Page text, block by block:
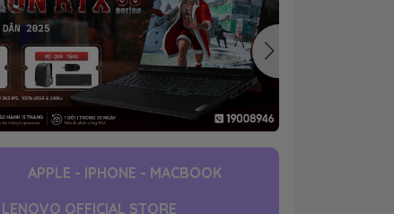
APPLE - IPHONE - MACBOOK
LENOVO OFFICIAL STORE